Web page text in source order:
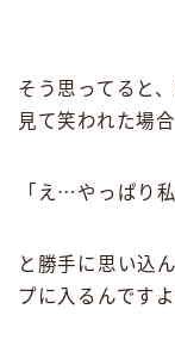
そう思ってると
見て笑われた場合
「え⋯やっぱり
と勝手に思い込
プに入るんですよ